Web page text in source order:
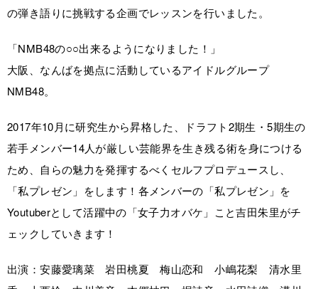
の弾き語りに挑戦する企画でレッスンを行いました。
「NMB48の○○出来るようになりました！」
大阪、なんばを拠点に活動しているアイドルグループ
NMB48。
2017年10月に研究生から昇格した、ドラフト2期生・5期生の
若手メンバー14人が厳しい芸能界を生き残る術を身につける
ため、自らの魅力を発揮するべくセルフプロデュースし、
「私プレゼン」をします！各メンバーの「私プレゼン」を
Youtuberとして活躍中の「女子力オバケ」こと吉田朱里がチ
ェックしていきます！
出演：安藤愛璃菜 岩田桃夏 梅山恋和 小嶋花梨 清水里